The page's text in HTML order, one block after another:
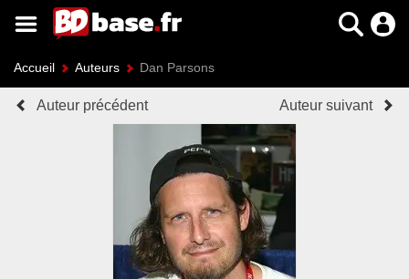
Accueil Auteurs Dan Parsons
Auteur précédent Auteur suivant